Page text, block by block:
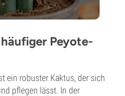
Peyote-
ein robuster Kaktus, der sich
pflegen lässt. In der